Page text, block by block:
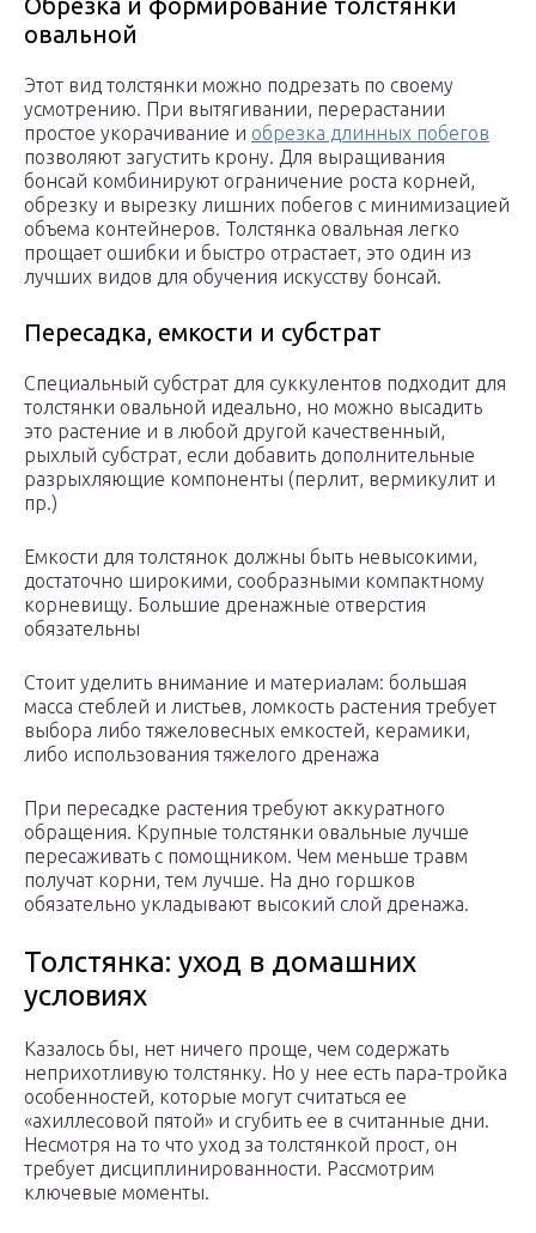
Обрезка и формирование толстянки
овальной
Этот вид толстянки можно подрезать по своему
усмотрению. При вытягивании, перерастании
простое укорачивание и обрезка длинных побегов
позволяют загустить крону. Для выращивания
бонсай комбинируют ограничение роста корней,
обрезку и вырезку лишних побегов с минимизацией
объема контейнеров. Толстянка овальная легко
прощает ошибки и быстро отрастает, это один из
лучших видов для обучения искусству бонсай.
Пересадка, емкости и субстрат
Специальный субстрат для суккулентов подходит для
толстянки овальной идеально, но можно высадить
это растение и в любой другой качественный,
рыхлый субстрат, если добавить дополнительные
разрыхляющие компоненты (перлит, вермикулит и
пр.)
Емкости для толстянок должны быть невысокими,
достаточно широкими, сообразными компактному
корневищу. Большие дренажные отверстия
обязательны
Стоит уделить внимание и материалам: большая
масса стеблей и листьев, ломкость растения требует
выбора либо тяжеловесных емкостей, керамики,
либо использования тяжелого дренажа
При пересадке растения требуют аккуратного
обращения. Крупные толстянки овальные лучше
пересаживать с помощником. Чем меньше травм
получат корни, тем лучше. На дно горшков
обязательно укладывают высокий слой дренажа.
Толстянка: уход в домашних
условиях
Казалось бы, нет ничего проще, чем содержать
неприхотливую толстянку. Но у нее есть пара-тройка
особенностей, которые могут считаться ее
«ахиллесовой пятой» и сгубить ее в считанные дни.
Несмотря на то что уход за толстянкой прост, он
требует дисциплинированности. Рассмотрим
ключевые моменты.